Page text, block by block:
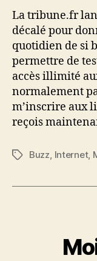
La tribune.fr
décalé pour
quotidien de si
permettre de
accès illimité
normalement
m’inscrire aux
reçois
Étiquettes
Buzz, Internet,